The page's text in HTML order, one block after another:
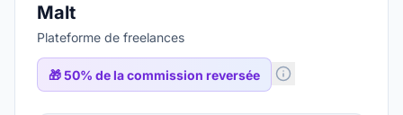
Malt
Plateforme de freelances
🎁50% de la commission reversée